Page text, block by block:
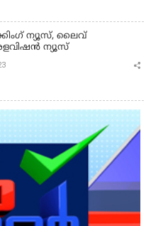
ന്യൂസ്, ലൈവ്
ന്യൂസ്